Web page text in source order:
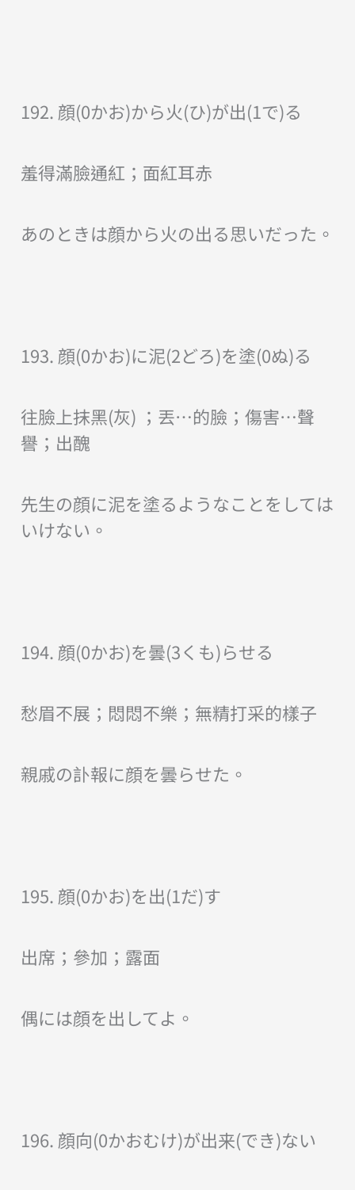
192. 顔(0かお)から火(ひ)が出(1で)る
羞得滿臉通紅；面紅耳赤
あのときは顔から火の出る思いだった。
193. 顔(0かお)に泥(2どろ)を塗(0ぬ)る
往臉上抹黑(灰) ；丟…的臉；傷害…聲
譽；出醜
先生の顔に泥を塗るようなことをしては
いけない。
194. 顔(0かお)を曇(3くも)らせる
愁眉不展；悶悶不樂；無精打采的樣子
親戚の訃報に顔を曇らせた。
195. 顔(0かお)を出(1だ)す
出席；參加；露面
偶には顔を出してよ。
196. 顔向(0かおむけ)が出来(でき)ない